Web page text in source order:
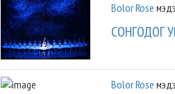
Bolor Rose
СОНГОДОГ
Bolor Rose